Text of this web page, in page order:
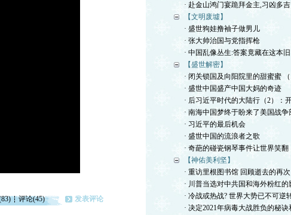
评论(45) 发表评论
· 赴金山鸿门宴跪拜金主,习凶多吉
【文明废墟】
· 盛世狗娃撸袖子做男儿
· 张大帅治国与党指挥枪
· 中国乱像丛生:答案竟藏在这本旧
【盛世解密】
· 闭关锁国及向阳院里的甜蜜蜜 （
· 盛世中国盛产中国大妈的奇迹
· 后习近平时代的大陆行（2）：
· 南海中国梦终于盼来了美国战争
· 习近平的最后机会
· 盛世中国的流浪者之歌
· 奇葩的碰瓷钢琴事件让世界笑翻
【神佑美利坚】
· 重访里根图书馆 回顾逝去的再次
· 川普当选对中共国和海外粉红的
· 冷战或热战? 世界大势已不可逆
· 决定2021年病毒大战胜负的秘诀